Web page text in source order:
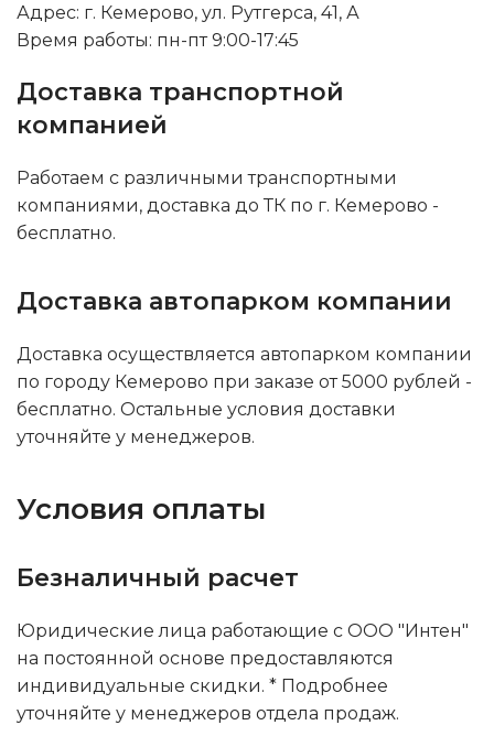
Адрес: г. Кемерово, ул. Рутгерса, 41, А
Время работы: пн-пт 9:00-17:45
Доставка транспортной
компанией
Работаем с различными транспортными
компаниями, доставка до ТК по г. Кемерово -
бесплатно.
Доставка автопарком компании
Доставка осуществляется автопарком компании
по городу Кемерово при заказе от 5000 рублей -
бесплатно. Остальные условия доставки
уточняйте у менеджеров.
Условия оплаты
Безналичный расчет
Юридические лица работающие с ООО "Интен"
на постоянной основе предоставляются
индивидуальные скидки. * Подробнее
уточняйте у менеджеров отдела продаж.